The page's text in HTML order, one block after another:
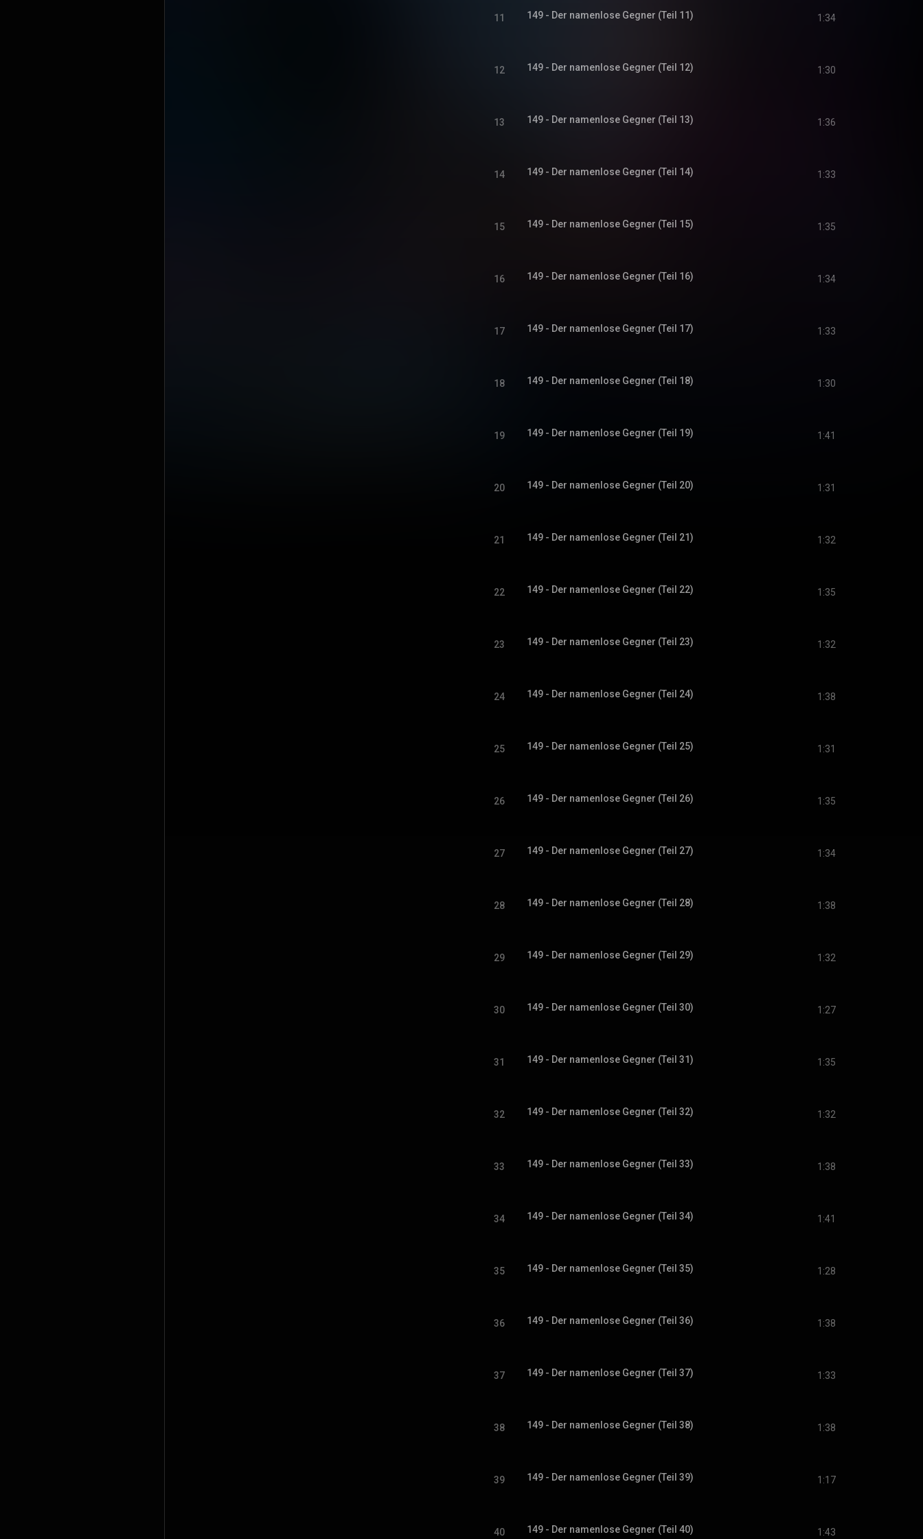
11 149 - Der namenlose Gegner (Teil 11) 1:34
12 149 - Der namenlose Gegner (Teil 12) 1:30
13 149 - Der namenlose Gegner (Teil 13) 1:36
14 149 - Der namenlose Gegner (Teil 14) 1:33
15 149 - Der namenlose Gegner (Teil 15) 1:35
16 149 - Der namenlose Gegner (Teil 16) 1:34
17 149 - Der namenlose Gegner (Teil 17) 1:33
18 149 - Der namenlose Gegner (Teil 18) 1:30
19 149 - Der namenlose Gegner (Teil 19) 1:41
20 149 - Der namenlose Gegner (Teil 20) 1:31
21 149 - Der namenlose Gegner (Teil 21) 1:32
22 149 - Der namenlose Gegner (Teil 22) 1:35
23 149 - Der namenlose Gegner (Teil 23) 1:32
24 149 - Der namenlose Gegner (Teil 24) 1:38
25 149 - Der namenlose Gegner (Teil 25) 1:31
26 149 - Der namenlose Gegner (Teil 26) 1:35
27 149 - Der namenlose Gegner (Teil 27) 1:34
28 149 - Der namenlose Gegner (Teil 28) 1:38
29 149 - Der namenlose Gegner (Teil 29) 1:32
30 149 - Der namenlose Gegner (Teil 30) 1:27
31 149 - Der namenlose Gegner (Teil 31) 1:35
32 149 - Der namenlose Gegner (Teil 32) 1:32
33 149 - Der namenlose Gegner (Teil 33) 1:38
34 149 - Der namenlose Gegner (Teil 34) 1:41
35 149 - Der namenlose Gegner (Teil 35) 1:28
36 149 - Der namenlose Gegner (Teil 36) 1:38
37 149 - Der namenlose Gegner (Teil 37) 1:33
38 149 - Der namenlose Gegner (Teil 38) 1:38
39 149 - Der namenlose Gegner (Teil 39) 1:17
40 149 - Der namenlose Gegner (Teil 40) 1:43